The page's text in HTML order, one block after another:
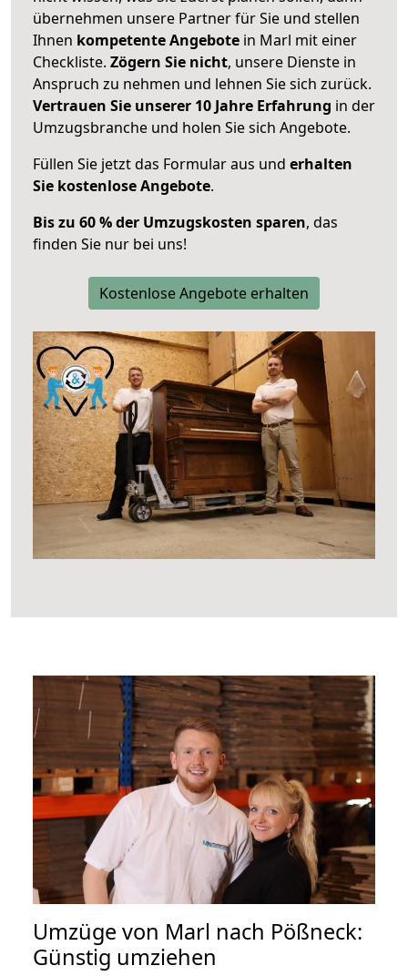
übernehmen unsere Partner für Sie und stellen
Ihnen kompetente Angebote in Marl mit einer
Checkliste. Zögern Sie nicht, unsere Dienste in
Anspruch zu nehmen und lehnen Sie sich zurück.
Vertrauen Sie unserer 10 Jahre Erfahrung in der
Umzugsbranche und holen Sie sich Angebote.
Füllen Sie jetzt das Formular aus und erhalten
Sie kostenlose Angebote.
Bis zu 60 % der Umzugskosten sparen, das
finden Sie nur bei uns!
Kostenlose Angebote erhalten
Umzüge von Marl nach Pößneck:
Günstig umziehen